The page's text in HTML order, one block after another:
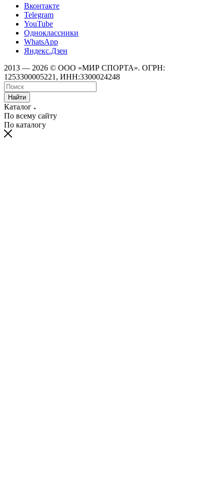
Вконтакте
Telegram
YouTube
Одноклассники
WhatsApp
Яндекс.Дзен
2013 — 2026 © ООО «МИР СПОРТА». ОГРН:
1253300005221, ИНН:3300024248
Найти
Каталог
По всему сайту
По каталогу